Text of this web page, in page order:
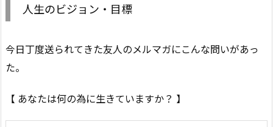
人生のビジョン・目標
今日丁度送られてきた友人のメルマガにこんな問いがあっ
た。
【 あなたは何の為に生きていますか？ 】